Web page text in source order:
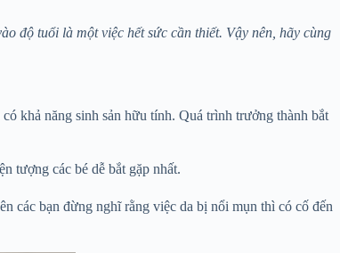
độ tuổi là một việc hết sức cần thiết. Vậy nên, hãy cùng
khả năng sinh sản hữu tính. Quá trình trưởng thành bắt
tượng các bé dễ bắt gặp nhất.
các bạn đừng nghĩ rằng việc da bị nổi mụn thì có cố đến